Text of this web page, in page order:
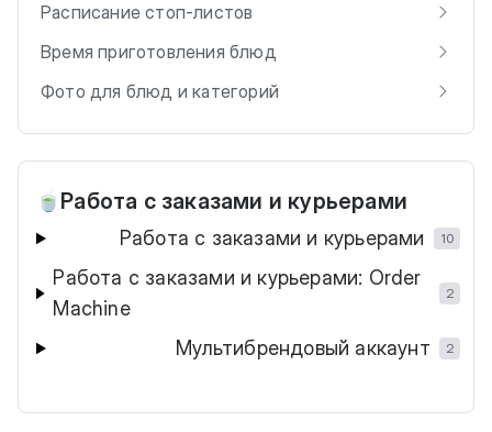
Расписание стоп-листов
Время приготовления блюд
Фото для блюд и категорий
🍵 Работа с заказами и курьерами
Работа с заказами и курьерами 10
Работа с заказами и курьерами: Order
Machine
2
Мультибрендовый аккаунт 2